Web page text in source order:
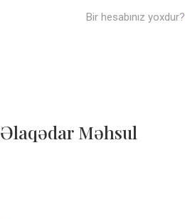
Bir hesabınız yoxdur?
Əlaqədar Məhsul